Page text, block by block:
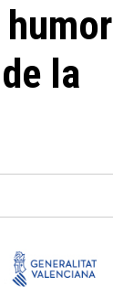
la